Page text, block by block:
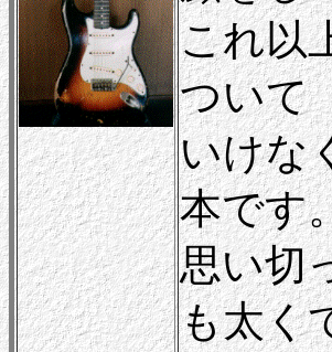
これ以
ついて
いけな
本です
思い切
も太く